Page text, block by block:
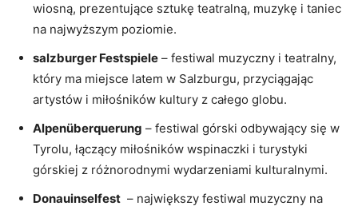
wiosną, prezentujące sztukę teatralną, muzykę i taniec
na ⁤najwyższym poziomie.
salzburger Festspiele – ⁢festiwal muzyczny i teatralny,
który ma miejsce latem w Salzburgu, przyciągając⁣
artystów i⁢ miłośników ‌kultury z całego globu.
Alpenüberquerung – ⁣festiwal ⁤górski odbywający ⁣się w
Tyrolu, łączący miłośników wspinaczki i turystyki
górskiej z różnorodnymi wydarzeniami‍ kulturalnymi.
Donauinselfest ​ – największy festiwal muzyczny na